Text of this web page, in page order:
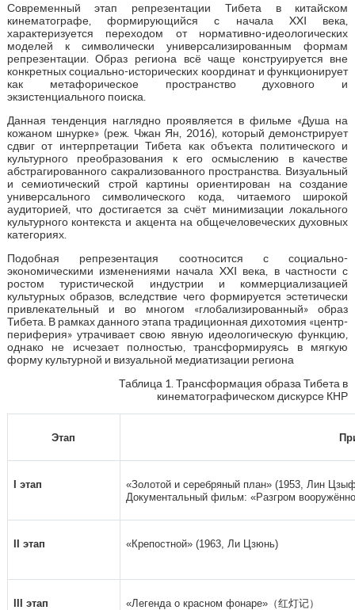
Современный этап репрезентации Тибета в китайском
кинематографе, формирующийся с начала XXI века,
характеризуется переходом от нормативно-идеологических
моделей к символически универсализированным формам
репрезентации. Образ региона всё чаще конструируется вне
конкретных социально-исторических координат и функционирует
как метафорическое пространство духовного и
экзистенциального поиска.
Данная тенденция наглядно проявляется в фильме «Душа на
кожаном шнурке» (реж. Чжан Ян, 2016), который демонстрирует
сдвиг от интерпретации Тибета как объекта политического и
культурного преобразования к его осмыслению в качестве
абстрагированного сакрализованного пространства. Визуальный
и семиотический строй картины ориентирован на создание
универсального символического кода, читаемого широкой
аудиторией, что достигается за счёт минимизации локального
культурного контекста и акцента на общечеловеческих духовных
категориях.
Подобная репрезентация соотносится с социально-
экономическими изменениями начала XXI века, в частности с
ростом туристической индустрии и коммерциализацией
культурных образов, вследствие чего формируется эстетически
привлекательный и во многом «глобализированный» образ
Тибета. В рамках данного этапа традиционная дихотомия «центр-
периферия» утрачивает свою явную идеологическую функцию,
однако не исчезает полностью, трансформируясь в мягкую
форму культурной и визуальной медиатизации региона
Таблица 1. Трансформация образа Тибета в
кинематографическом дискурсе КНР
Этап
I этап
«Золотой и серебряный план» (1953, Лин
Документальный фильм: «Разгром
II этап «Крепостной» (1963, Ли Цзюнь)
III этап
«Легенда о красном фонаре»（红灯记）